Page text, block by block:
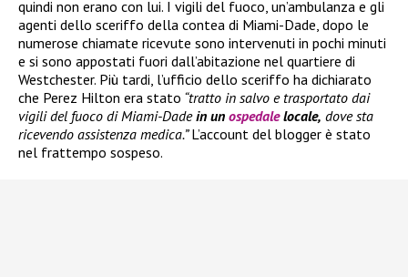
quindi non erano con lui. I vigili del fuoco, un’ambulanza e gli
agenti dello sceriffo della contea di Miami-Dade, dopo le
numerose chiamate ricevute sono intervenuti in pochi minuti
e si sono appostati fuori dall’abitazione nel quartiere di
Westchester. Più tardi, l’ufficio dello sceriffo ha dichiarato
che Perez Hilton era stato “tratto in salvo e trasportato dai
vigili del fuoco di Miami-Dadein un ospedalelocale, dove sta
ricevendo assistenza medica.”L’account del blogger è stato
nel frattempo sospeso.